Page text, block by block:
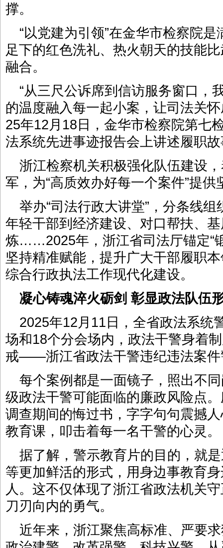
撑。
“以党建为引领”在金华市检察院
足下的红色洗礼、热火朝天的技能
融合。
“从三尺公诉席到信访服务窗口，
的温度融入每一起小案，让司法关
25年12月18日，金华市检察院第七
法系统先进事迹报告会上讲述履职
浙江检察机关积极强化队伍建设
军，为“高质效办好每一个案件”提
举办“司法行政大讲堂”，分条线
年轻干部到经济建设、对口帮扶、
炼……2025年，浙江省司法厅锚定“
坚持精准赋能，提升广大干部履职
综合行政执法工作现代化建设。
凝心铸魂淬火砺剑 彰显政法队伍
2025年12月11日，全省政法系统
场和18个分会场内，政法干警身着
戒——浙江省政法干警违纪违法案件
每个案例都是一面镜子，照出不
级政法干警可能面临的廉政风险点
调查期间的悔过书，字字句句震撼
教育课，叩击着每一名干警的心灵。
据了解，警示教育片的目的，就
等更加鲜活的形式，用身边事教育
人。这不仅体现了浙江省政法机关
刀刃向内的勇气。
近年来，浙江聚焦高标准、严要